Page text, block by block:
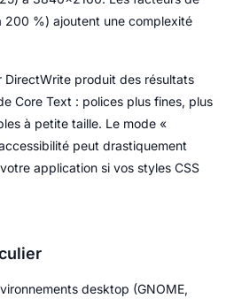
200 %) ajoutent une complexité
DirectWrite produit des résultats
Core Text : polices plus fines, plus
à petite taille. Le mode «
peut drastiquement
application si vos styles CSS
desktop (GNOME,